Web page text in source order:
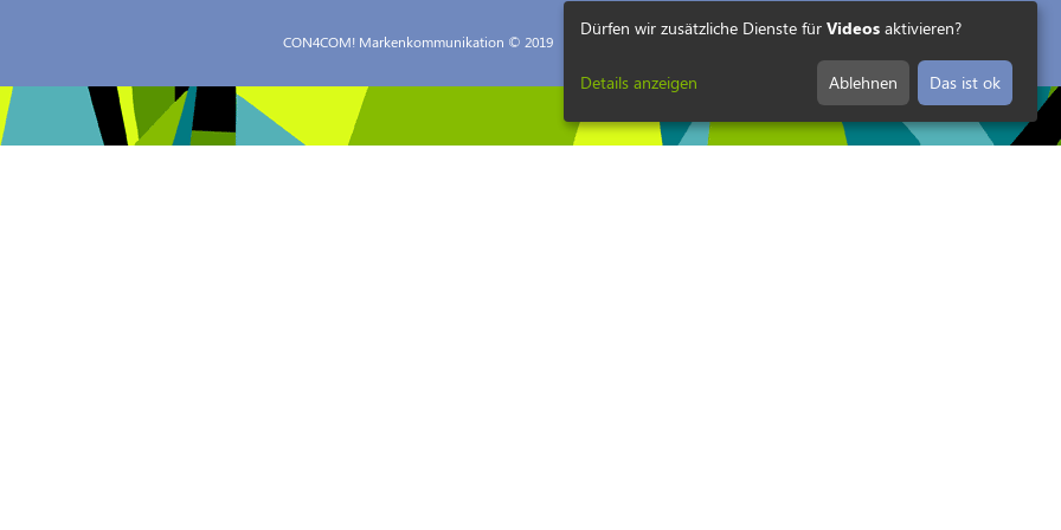
CON4COM! Markenkommunikation © 2019
Dürfen wir zusätzliche Dienste für Videos aktivieren?
Details anzeigen Ablehnen Das ist ok